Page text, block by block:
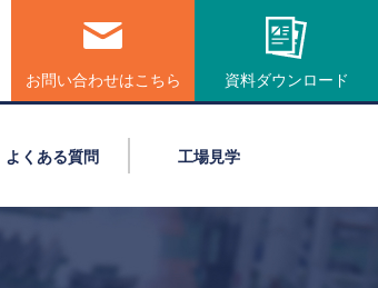
お問い合わせはこちら 資料ダウンロード
よくある質問 工場見学